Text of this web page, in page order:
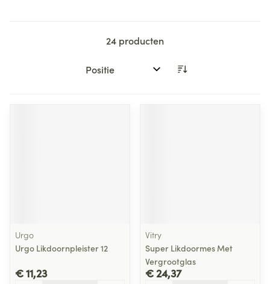
24 producten
Sorteer op:
Urgo
Urgo Likdoornpleister 12
€ 11,23
Vitry
Super Likdoormes Met
Vergrootglas
€ 24,37